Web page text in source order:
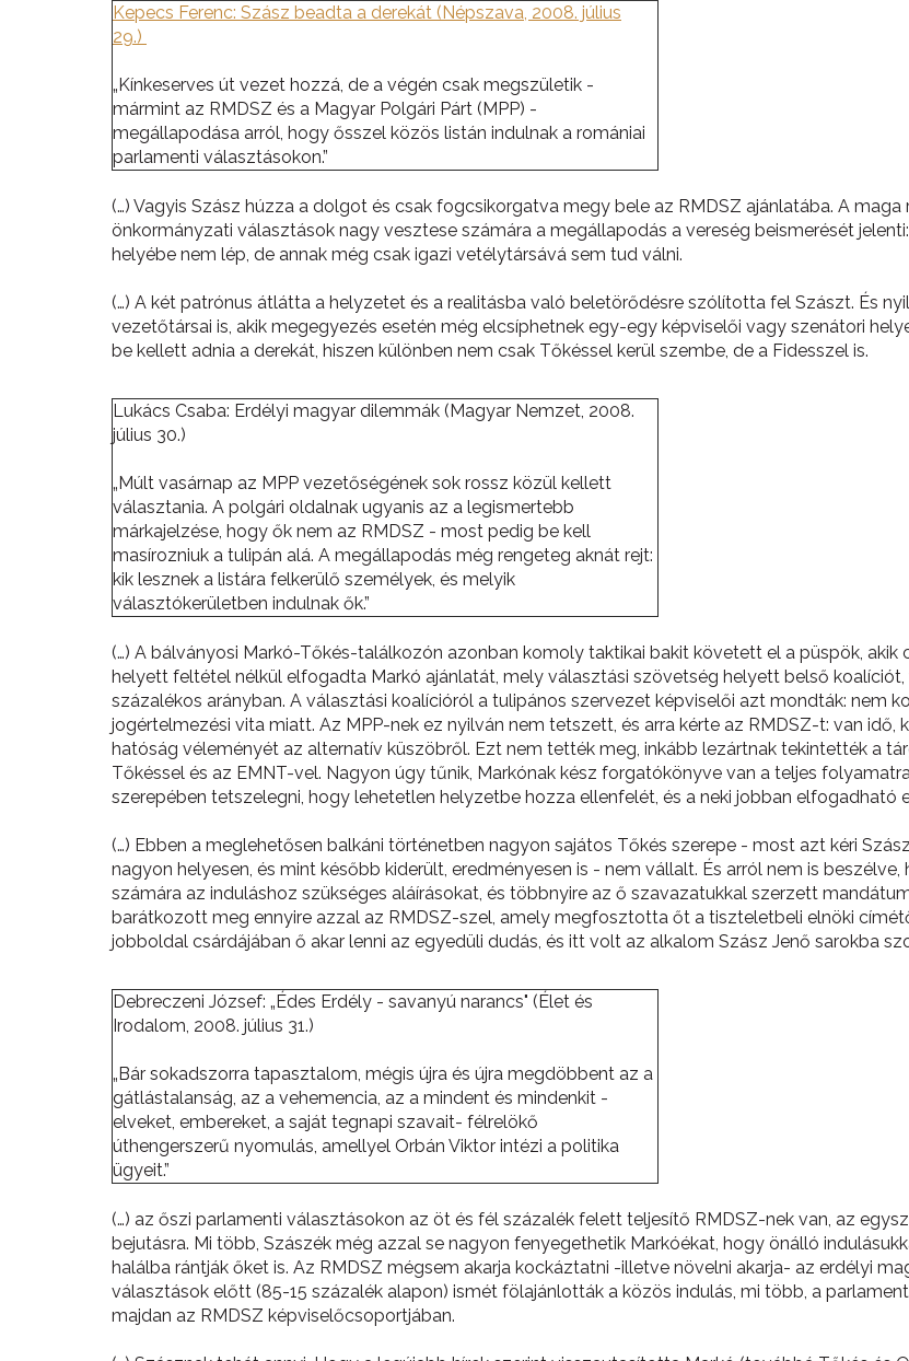
Kepecs Ferenc: Szász beadta a derekát (Népszava, 2008. július
29.)
„Kínkeserves út vezet hozzá, de a végén csak megszületik -
mármint az RMDSZ és a Magyar Polgári Párt (MPP) -
megállapodása arról, hogy ősszel közös listán indulnak a romániai
parlamenti választásokon.”
(…) Vagyis Szász húzza a dolgot és csak fogcsikorgatva megy bele az RMDSZ ajánlatába. A maga
önkormányzati választások nagy vesztese számára a megállapodás a vereség beismerését
helyébe nem lép, de annak még csak igazi vetélytársává sem tud válni.
(…) A két patrónus átlátta a helyzetet és a realitásba való beletörődésre szólította fel Szászt. És
vezetőtársai is, akik megegyezés esetén még elcsíphetnek egy-egy képviselői vagy szenátori
be kellett adnia a derekát, hiszen különben nem csak Tőkéssel kerül szembe, de a Fidesszel is.
Lukács Csaba: Erdélyi magyar dilemmák (Magyar Nemzet, 2008.
július 30.)
„Múlt vasárnap az MPP vezetőségének sok rossz közül kellett
választania. A polgári oldalnak ugyanis az a legismertebb
márkajelzése, hogy ők nem az RMDSZ - most pedig be kell
masírozniuk a tulipán alá. A megállapodás még rengeteg aknát rejt:
kik lesznek a listára felkerülő személyek, és melyik
választókerületben indulnak ők.”
(…) A bálványosi Markó-Tőkés-találkozón azonban komoly taktikai bakit követett el a püspök,
helyett feltétel nélkül elfogadta Markó ajánlatát, mely választási szövetség helyett belső
százalékos arányban. A választási koalícióról a tulipános szervezet képviselői azt mondták: nem
jogértelmezési vita miatt. Az MPP-nek ez nyilván nem tetszett, és arra kérte az RMDSZ-t: van idő,
hatóság véleményét az alternatív küszöbről. Ezt nem tették meg, inkább lezártnak tekintették a
Tőkéssel és az EMNT-vel. Nagyon úgy tűnik, Markónak kész forgatókönyve van a teljes
szerepében tetszelegni, hogy lehetetlen helyzetbe hozza ellenfelét, és a neki jobban elfogadható
(…) Ebben a meglehetősen balkáni történetben nagyon sajátos Tőkés szerepe - most azt kéri
nagyon helyesen, és mint később kiderült, eredményesen is - nem vállalt. És arról nem is
számára az induláshoz szükséges aláírásokat, és többnyire az ő szavazatukkal szerzett
barátkozott meg ennyire azzal az RMDSZ-szel, amely megfosztotta őt a tiszteletbeli elnöki
jobboldal csárdájában ő akar lenni az egyedüli dudás, és itt volt az alkalom Szász Jenő sarokba
Debreczeni József: „Édes Erdély - savanyú narancs" (Élet és
Irodalom, 2008. július 31.)
„Bár sokadszorra tapasztalom, mégis újra és újra megdöbbent az a
gátlástalanság, az a vehemencia, az a mindent és mindenkit -
elveket, embereket, a saját tegnapi szavait- félrelökő
úthengerszerű nyomulás, amellyel Orbán Viktor intézi a politika
ügyeit.”
(…) az őszi parlamenti választásokon az öt és fél százalék felett teljesítő RMDSZ-nek van, az
bejutásra. Mi több, Szászék még azzal se nagyon fenyegethetik Markóékat, hogy önálló
halálba rántják őket is. Az RMDSZ mégsem akarja kockáztatni -illetve növelni akarja- az erdélyi
választások előtt (85-15 százalék alapon) ismét fölajánlották a közös indulás, mi több, a
majdan az RMDSZ képviselőcsoportjában.